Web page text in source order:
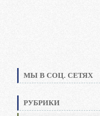
МЫ В СОЦ. СЕТЯХ
РУБРИКИ